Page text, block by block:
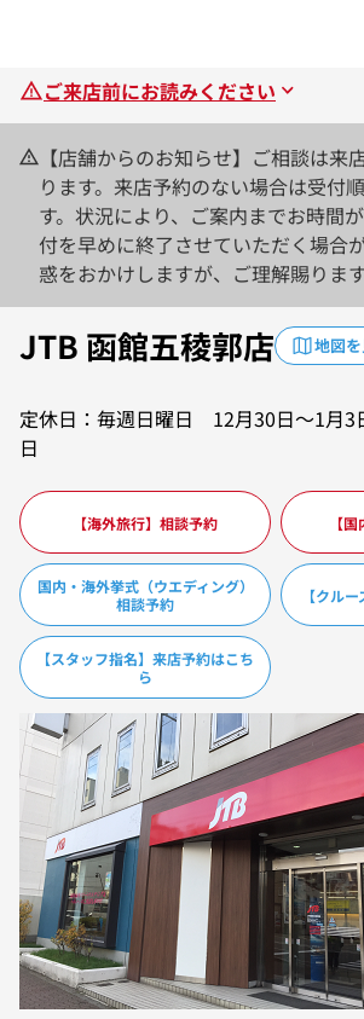
ご来店前にお読みください
【店舗からのお知らせ】ご相談は来
ります。来店予約のない場合は受付
す。状況により、ご案内までお時間
付を早めに終了させていただく場合
惑をおかけしますが、ご理解賜りま
げます。【お知らせ】2025年4月1日
は航空と宿泊のセットにてお取扱い
券単品でのお取扱はいたしません。
ご利用下さいませ。
JTB 函館五稜郭店 地図
定休日：毎週日曜日 12月30日～1月
日
【海外旅行】相談予約 【
国内・海外挙式（ウエディング）
相談予約
【クル
【スタッフ指名】来店予約はこち
ら